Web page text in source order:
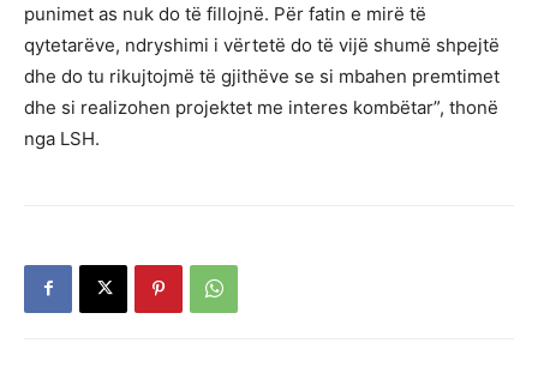
punimet as nuk do të fillojnë. Për fatin e mirë të
qytetarëve, ndryshimi i vërtetë do të vijë shumë shpejtë
dhe do tu rikujtojmë të gjithëve se si mbahen premtimet
dhe si realizohen projektet me interes kombëtar”, thonë
nga LSH.